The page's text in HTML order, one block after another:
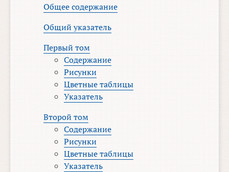
Общее содержание
Общий указатель
Первый том
Содержание
Рисунки
Цветные таблицы
Указатель
Второй том
Содержание
Рисунки
Цветные таблицы
Указатель